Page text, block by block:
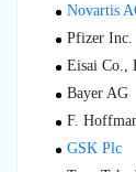
Novartis
Pfizer Inc.
Eisai Co.,
Bayer AG
F.
GSK Plc